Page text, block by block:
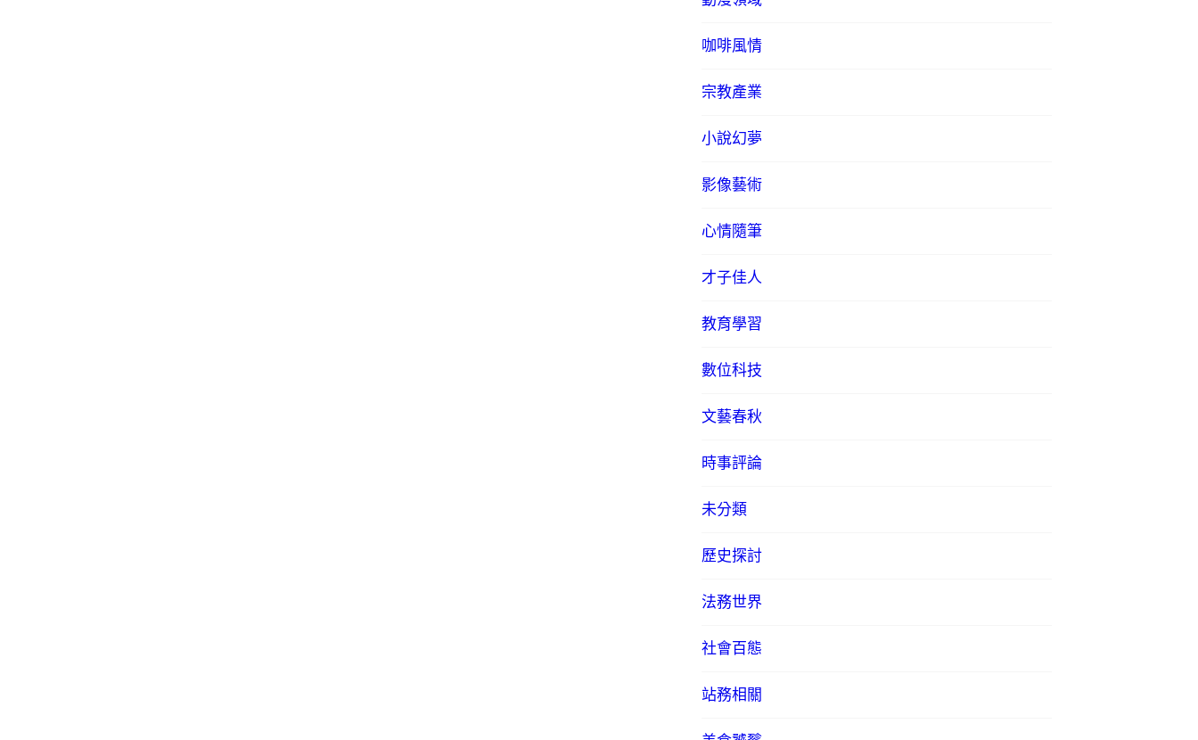
咖啡風情
宗教產業
小說幻夢
影像藝術
心情隨筆
才子佳人
教育學習
數位科技
文藝春秋
時事評論
未分類
歷史探討
法務世界
社會百態
站務相關